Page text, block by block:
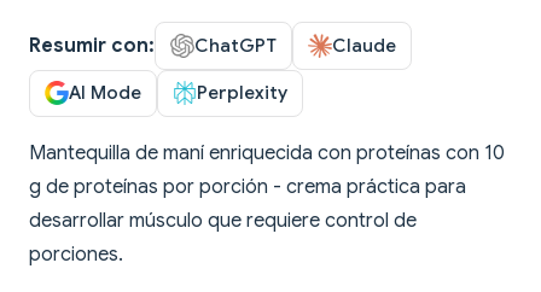
Resumir con: ChatGPT Claude
AI Mode Perplexity
Mantequilla de maní enriquecida con proteínas con 10
g de proteínas por porción - crema práctica para
desarrollar músculo que requiere control de
porciones.